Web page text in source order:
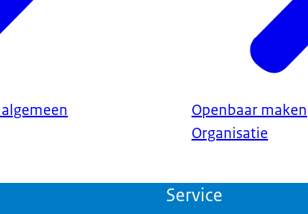
Openbaar maken
Organisatie
Service